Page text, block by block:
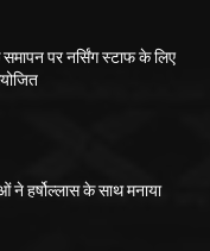
पर नर्सिंग स्टाफ के लिए
ने हर्षोल्लास के साथ मनाया